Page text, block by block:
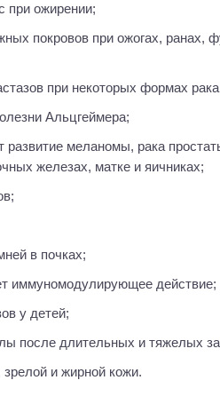
при ожирении;
при некоторых формах
Альцгеймера;
железах, матке и яичниках;
в почках;
иммуномодулирующее действие;
у детей;
после длительных и тяжелых
и жирной кожи.